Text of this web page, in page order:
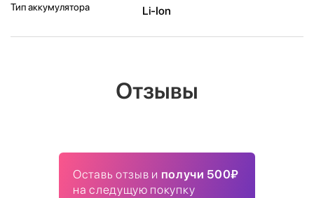
Тип аккумулятора Li-Ion
Отзывы
Оставь отзыв и получи 500₽
на следущую покупку